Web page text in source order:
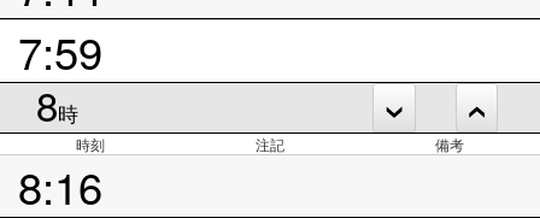
7:59
8時
時刻 注記 備考
8:16